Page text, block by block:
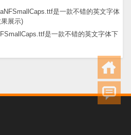
是一款不错的英文字体下